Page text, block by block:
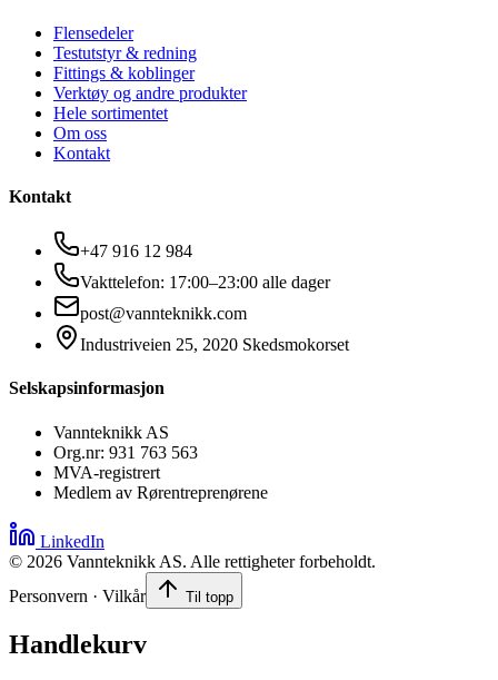
Flensedeler
Testutstyr & redning
Fittings & koblinger
Verktøy og andre produkter
Hele sortimentet
Om oss
Kontakt
Kontakt
+47 916 12 984
Vakttelefon: 17:00–23:00 alle dager
post@vannteknikk.com
Industriveien 25, 2020 Skedsmokorset
Selskapsinformasjon
Vannteknikk AS
Org.nr: 931 763 563
MVA-registrert
Medlem av Rørentreprenørene
LinkedIn
© 2026 Vannteknikk AS. Alle rettigheter forbeholdt.
Personvern · Vilkår
Til topp
Handlekurv